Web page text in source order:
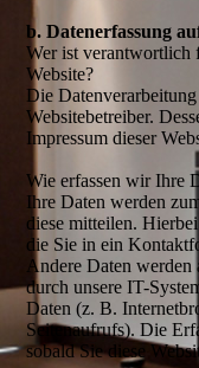
b. Datenerfassung
Wer ist verantwortlich
Website?
Die
Websitebetreiber.
Impressum dieser
Wie erfassen wir Ihre
Ihre Daten werden
diese mitteilen.
die Sie in ein
Andere Daten werden
durch unsere IT-
Daten (z. B.
Seitenaufrufs). Die
sobald Sie diese